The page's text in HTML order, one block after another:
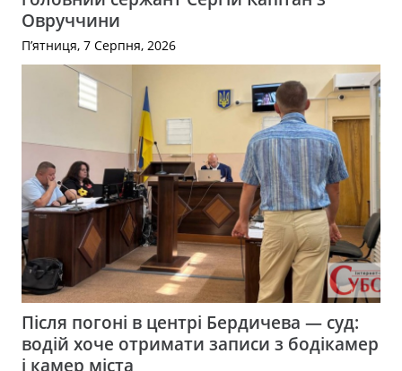
Овруччини
П’ятниця, 7 Серпня, 2026
Після погоні в центрі Бердичева — суд:
водій хоче отримати записи з бодікамер
і камер міста